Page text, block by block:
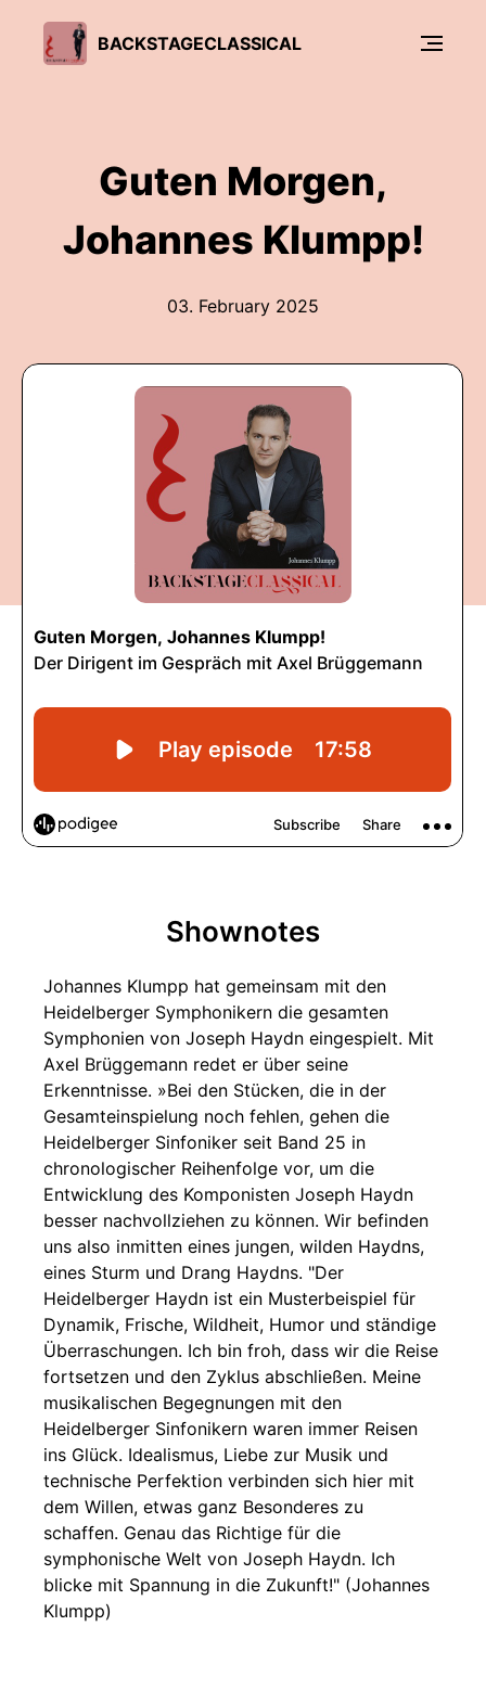
BACKSTAGECLASSICAL
Guten Morgen,
Johannes Klumpp!
03. February 2025
Shownotes
Johannes Klumpp hat gemeinsam mit den
Heidelberger Symphonikern die gesamten
Symphonien von Joseph Haydn eingespielt. Mit
Axel Brüggemann redet er über seine
Erkenntnisse. »Bei den Stücken, die in der
Gesamteinspielung noch fehlen, gehen die
Heidelberger Sinfoniker seit Band 25 in
chronologischer Reihenfolge vor, um die
Entwicklung des Komponisten Joseph Haydn
besser nachvollziehen zu können. Wir befinden
uns also inmitten eines jungen, wilden Haydns,
eines Sturm und Drang Haydns. "Der
Heidelberger Haydn ist ein Musterbeispiel für
Dynamik, Frische, Wildheit, Humor und ständige
Überraschungen. Ich bin froh, dass wir die Reise
fortsetzen und den Zyklus abschließen. Meine
musikalischen Begegnungen mit den
Heidelberger Sinfonikern waren immer Reisen
ins Glück. Idealismus, Liebe zur Musik und
technische Perfektion verbinden sich hier mit
dem Willen, etwas ganz Besonderes zu
schaffen. Genau das Richtige für die
symphonische Welt von Joseph Haydn. Ich
blicke mit Spannung in die Zukunft!" (Johannes
Klumpp)